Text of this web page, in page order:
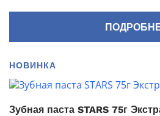
НОВИНКА
Зубная паста STARS 75г